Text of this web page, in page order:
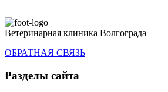
Ветеринарная клиника Волгограда
ОБРАТНАЯ СВЯЗЬ
Разделы сайта